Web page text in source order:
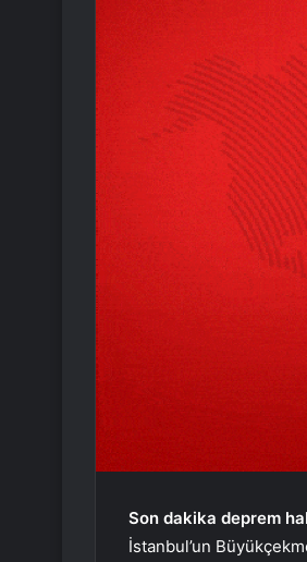
Son dakika deprem
İstanbul’un